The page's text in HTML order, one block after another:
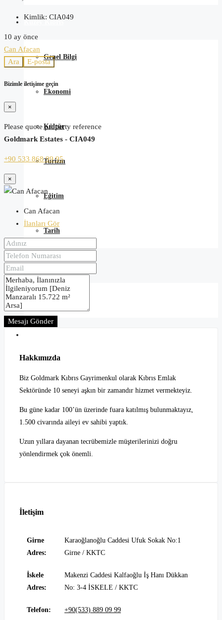
Genel Bilgi
Ekonomi
Kültür
Turizm
Eğitim
Tarih
Blog
Kuzey Kıbrıs
Kimlik: CIA049
10 ay önce
Can Afacan
Ara
E-posta
Bizimle iletişime geçin
×
Please quote property reference
Goldmark Estates - CIA049
+90 533 868 99 95
×
Can Afacan
İlanları Gör
Mesajı Gönder
Hakkımızda
Biz Goldmark Kıbrıs Gayrimenkul olarak Kıbrıs Emlak
Sektöründe 10 seneyi aşkın bir zamandır hizmet vermekteyiz.
Bu güne kadar 100’ün üzerinde fuara katılmış bulunmaktayız,
1.500 civarında aileyi ev sahibi yaptık.
Uzun yıllara dayanan tecrübemizle müşterilerinizi doğru
yönlendirmek çok önemli.
İletişim
Girne
Adres:
Karaoğlanoğlu Caddesi Ufuk Sokak No:1
Girne / KKTC
İskele
Adres:
Makenzi Caddesi Kalfaoğlu İş Hanı Dükkan
No: 3-4 İSKELE / KKTC
Telefon: +90(533) 889 09 99